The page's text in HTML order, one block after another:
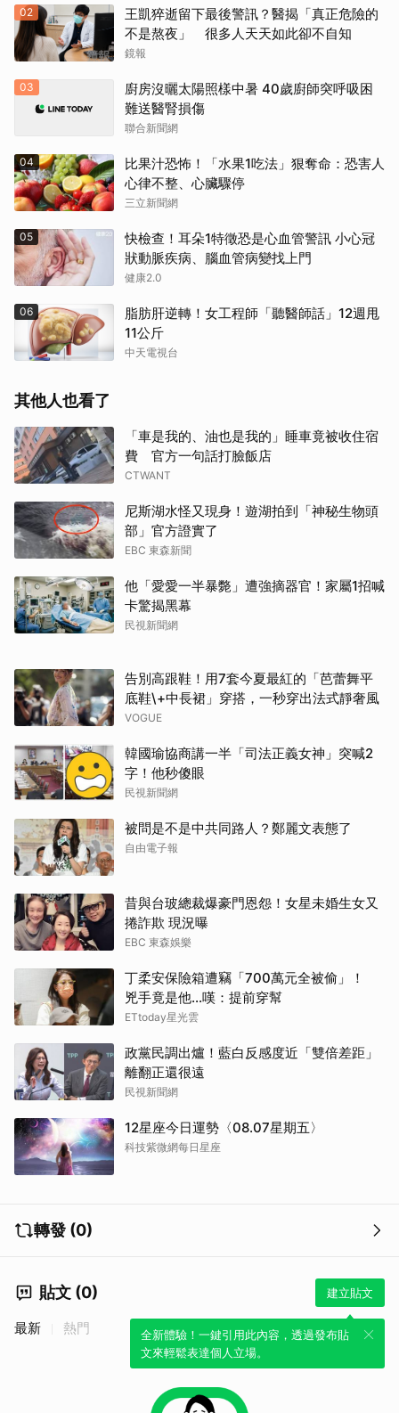
02
王凱猝逝留下最後警訊？醫揭「真正危險的
不是熬夜」 很多人天天如此卻不自知
鏡報
03
廚房沒曬太陽照樣中暑 40歲廚師突呼吸困
難送醫腎損傷
聯合新聞網
04
比果汁恐怖！「水果1吃法」狠奪命：恐害人
心律不整、心臟驟停
三立新聞網
05
快檢查！耳朵1特徵恐是心血管警訊 小心冠
狀動脈疾病、腦血管病變找上門
健康2.0
06
脂肪肝逆轉！女工程師「聽醫師話」12週甩
11公斤
中天電視台
其他人也看了
「車是我的、油也是我的」睡車竟被收住宿
費 官方一句話打臉飯店
CTWANT
尼斯湖水怪又現身！遊湖拍到「神秘生物頭
部」官方證實了
EBC 東森新聞
他「愛愛一半暴斃」遭強摘器官！家屬1招喊
卡驚揭黑幕
民視新聞網
告別高跟鞋！用7套今夏最紅的「芭蕾舞平
底鞋\+中長裙」穿搭，一秒穿出法式靜奢風
VOGUE
韓國瑜協商講一半「司法正義女神」突喊2
字！他秒傻眼
民視新聞網
被問是不是中共同路人？鄭麗文表態了
自由電子報
昔與台玻總裁爆豪門恩怨！女星未婚生女又
捲詐欺 現況曝
EBC 東森娛樂
丁柔安保險箱遭竊「700萬元全被偷」！
兇手竟是他...嘆：提前穿幫
ETtoday星光雲
政黨民調出爐！藍白反感度近「雙倍差距」
離翻正還很遠
民視新聞網
12星座今日運勢〈08.07星期五〉
科技紫微網每日星座
轉發 (0)
貼文 (0) 建立貼文
全新體驗！一鍵引用此內容，透過發布貼
文來輕鬆表達個人立場。
最新 熱門